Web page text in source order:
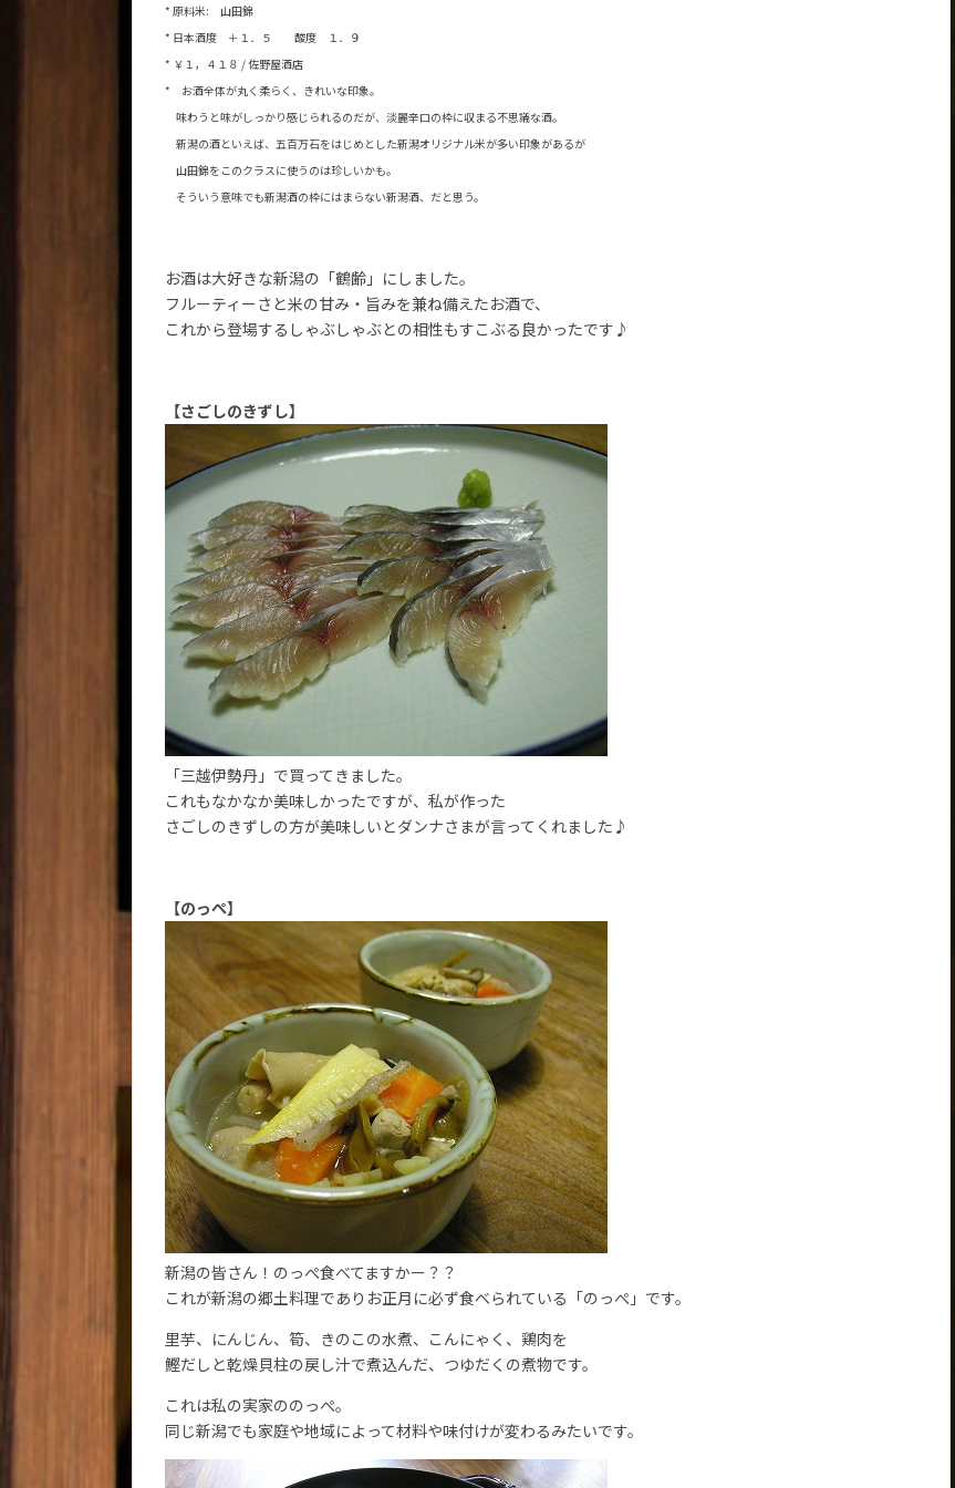
* 原料米: 山田錦
* 日本酒度 ＋１．５ 酸度 １．９
* ￥１，４１８ / 佐野屋酒店
* お酒全体が丸く柔らく、きれいな印象。
味わうと味がしっかり感じられるのだが、淡麗辛口の枠に収まる不思議な酒。
新潟の酒といえば、五百万石をはじめとした新潟オリジナル米が多い印象があるが
山田錦をこのクラスに使うのは珍しいかも。
そういう意味でも新潟酒の枠にはまらない新潟酒、だと思う。
お酒は大好きな新潟の「鶴齢」にしました。
フルーティーさと米の甘み・旨みを兼ね備えたお酒で、
これから登場するしゃぶしゃぶとの相性もすこぶる良かったです♪
【さごしのきずし】
「三越伊勢丹」で買ってきました。
これもなかなか美味しかったですが、私が作った
さごしのきずしの方が美味しいとダンナさまが言ってくれました♪
【のっぺ】
新潟の皆さん！のっぺ食べてますかー？？
これが新潟の郷土料理でありお正月に必ず食べられている「のっぺ」です。
里芋、にんじん、筍、きのこの水煮、こんにゃく、鶏肉を
鰹だしと乾燥貝柱の戻し汁で煮込んだ、つゆだくの煮物です。
これは私の実家ののっぺ。
同じ新潟でも家庭や地域によって材料や味付けが変わるみたいです。